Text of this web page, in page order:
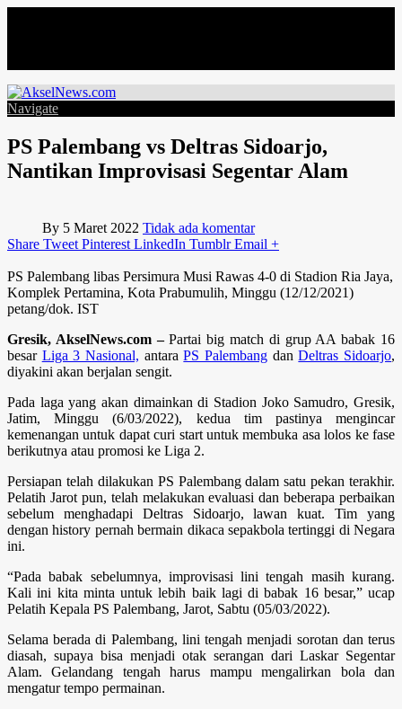
Navigate
PS Palembang vs Deltras Sidoarjo,
Nantikan Improvisasi Segentar Alam
By 5 Maret 2022 Tidak ada komentar
Share Tweet Pinterest LinkedIn Tumblr Email +
PS Palembang libas Persimura Musi Rawas 4-0 di Stadion Ria Jaya,
Komplek Pertamina, Kota Prabumulih, Minggu (12/12/2021)
petang/dok. IST
Gresik, AkselNews.com –Partai big match di grup AA babak 16
besar Liga 3 Nasional, antaraPS Palembang danDeltras Sidoarjo,
diyakini akan berjalan sengit.
Pada laga yang akan dimainkan di Stadion Joko Samudro, Gresik,
Jatim, Minggu (6/03/2022), kedua tim pastinya mengincar
kemenangan untuk dapat curi start untuk membuka asa lolos ke fase
berikutnya atau promosi ke Liga 2.
Persiapan telah dilakukan PS Palembang dalam satu pekan terakhir.
Pelatih Jarot pun, telah melakukan evaluasi dan beberapa perbaikan
sebelum menghadapi Deltras Sidoarjo, lawan kuat. Tim yang
dengan history pernah bermain dikaca sepakbola tertinggi di Negara
ini.
“Pada babak sebelumnya, improvisasi lini tengah masih kurang.
Kali ini kita minta untuk lebih baik lagi di babak 16 besar,” ucap
Pelatih Kepala PS Palembang, Jarot, Sabtu (05/03/2022).
Selama berada di Palembang, lini tengah menjadi sorotan dan terus
diasah, supaya bisa menjadi otak serangan dari Laskar Segentar
Alam. Gelandang tengah harus mampu mengalirkan bola dan
mengatur tempo permainan.